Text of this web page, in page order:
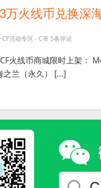
万火线币兑换深
CF活动专区 - C哥 5条评论
火线币商城限时上架：
之兰（永久） […]